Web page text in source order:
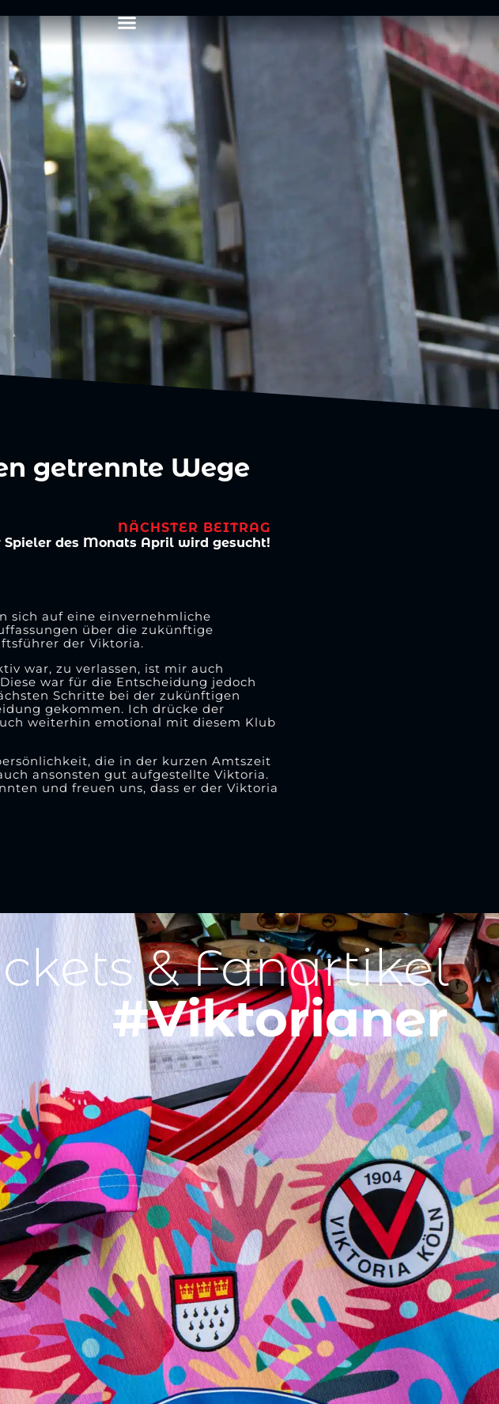
getrennte Wege
NÄCHSTER BEITRAG
Spieler des Monats April wird gesucht!
sich auf eine einvernehmliche
über die zukünftige
der Viktoria.
war, zu verlassen, ist mir auch
war für die Entscheidung jedoch
Schritte bei der zukünftigen
gekommen. Ich drücke der
weiterhin emotional mit diesem Klub
die in der kurzen Amtszeit
ansonsten gut aufgestellte Viktoria.
und freuen uns, dass er der Viktoria
& Fanartikel
#Viktorianer